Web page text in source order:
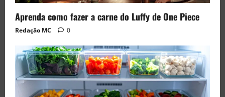
Aprenda como fazer a carne do Luffy de One Piece
Redação MC 0